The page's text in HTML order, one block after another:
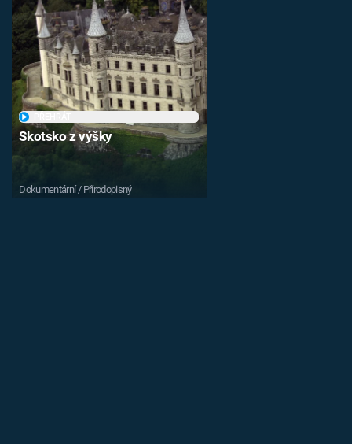
Skotsko z výšky
Dokumentární / Přírodopisný